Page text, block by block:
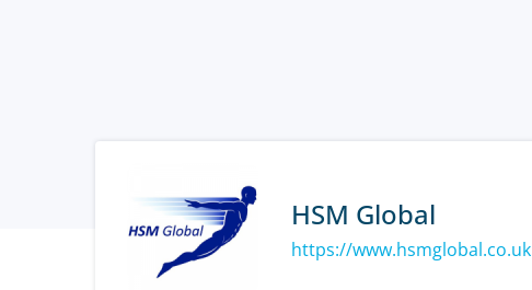
HSM Global
https://www.hsmglobal.co.uk